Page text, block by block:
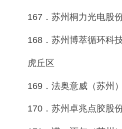
167．苏州桐力光电股
168．苏州博萃循环科
虎丘区
169．法奥意威（苏州
170．苏州卓兆点胶股